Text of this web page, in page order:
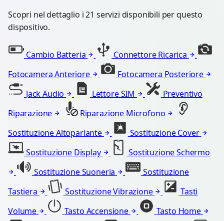
Scopri nel dettaglio i 21 servizi disponibili per questo
dispositivo.
Cambio Batteria
Connettore Ricarica
Fotocamera Anteriore
Fotocamera Posteriore
Jack Audio
Lettore SIM
Preventivo
Riparazione
Riparazione Microfono
Sostituzione Altoparlante
Sostituzione Cover
Sostituzione Display
Sostituzione Schermo
Sostituzione Suoneria
Sostituzione
Tastiera
Sostituzione Vibrazione
Tasti
Volume
Tasto Accensione
Tasto Home